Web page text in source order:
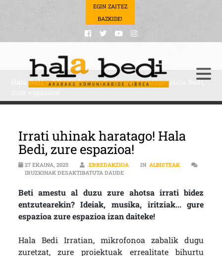
EGIN ZAITEZ
BAZKIDE!
Hala Bedi>Albisteak>Irrati uhinak haratago! Hala Bedi,
Irrati uhinak haratago! Hala
Bedi, zure espazioa!
27 EKAINA, 2025 ERREDAKZIOA IN ALBISTEAK
IRUZKINAK DESAKTIBATUTA DAUDEIRRATI UHINAK HARATAGO! HALA
Beti amestu al duzu zure ahotsa irrati bidez
entzutearekin? Ideiak, musika, iritziak... gure
espazioa zure espazioa izan daiteke!
Hala Bedi Irratian, mikrofonoa zabalik dugu
zuretzat, zure proiektuak errealitate bihurtu